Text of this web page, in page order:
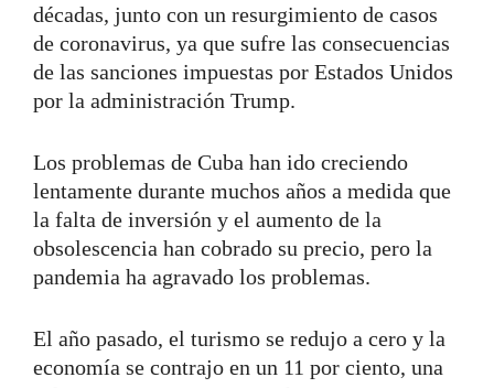
décadas, junto con un resurgimiento de casos
de coronavirus, ya que sufre las consecuencias
de las sanciones impuestas por Estados Unidos
por la administración Trump.
Los problemas de Cuba han ido creciendo
lentamente durante muchos años a medida que
la falta de inversión y el aumento de la
obsolescencia han cobrado su precio, pero la
pandemia ha agravado los problemas.
El año pasado, el turismo se redujo a cero y la
economía se contrajo en un 11 por ciento, una